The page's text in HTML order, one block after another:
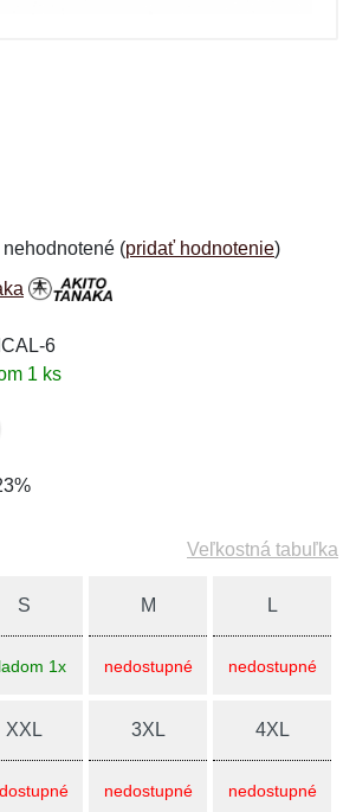
(pridať hodnotenie)
6
1 ks
Veľkostná tabuľka
S
1x
M
nedostupné
L
nedostupné
XXL 3XL
nedostupné
4XL
nedostupné